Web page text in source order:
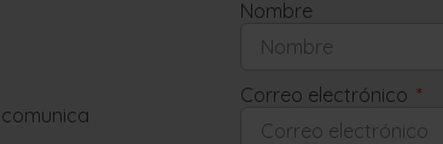
Nombre
Correo electrónico